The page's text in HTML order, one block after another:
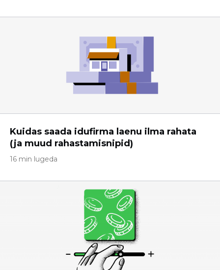
Kuidas saada idufirma laenu ilma rahata
(ja muud rahastamisnipid)
16 min lugeda